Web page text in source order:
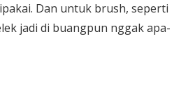
Dan untuk brush, seperti
jadi di buangpun nggak apa-